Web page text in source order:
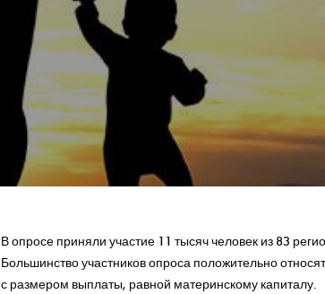
В опросе приняли участие 11 тысяч человек из 83
Большинство участников опроса положительно
с размером выплаты, равной материнскому капиталу.